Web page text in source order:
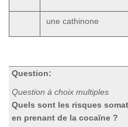
une cathinone
Question:
Question à choix multiples
Quels sont les risques
en prenant de la cocaïne ?